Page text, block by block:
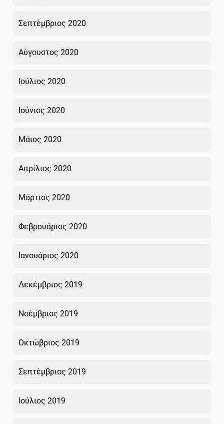
Σεπτέμβριος 2020
Αύγουστος 2020
Ιούλιος 2020
Ιούνιος 2020
Μάιος 2020
Απρίλιος 2020
Μάρτιος 2020
Φεβρουάριος 2020
Ιανουάριος 2020
Δεκέμβριος 2019
Νοέμβριος 2019
Οκτώβριος 2019
Σεπτέμβριος 2019
Ιούλιος 2019